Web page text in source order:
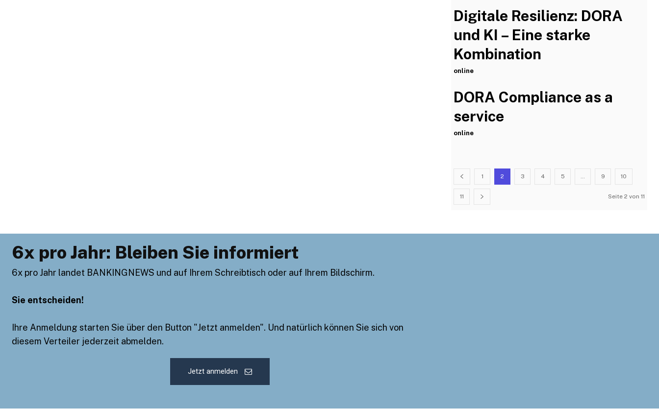
-
Digitale Resilienz: DORA
und KI – Eine starke
Kombination
online
-
DORA Compliance as a
service
online
1 2 3 4 5 … 9 10
11 Seite 2 von 11
6x pro Jahr: Bleiben Sie informiert
6x pro Jahr landet BANKINGNEWS und auf Ihrem Schreibtisch oder auf Ihrem Bildschirm.
Sie entscheiden!
Ihre Anmeldung starten Sie über den Button "Jetzt anmelden". Und natürlich können Sie sich von
diesem Verteiler jederzeit abmelden.
Jetzt anmelden